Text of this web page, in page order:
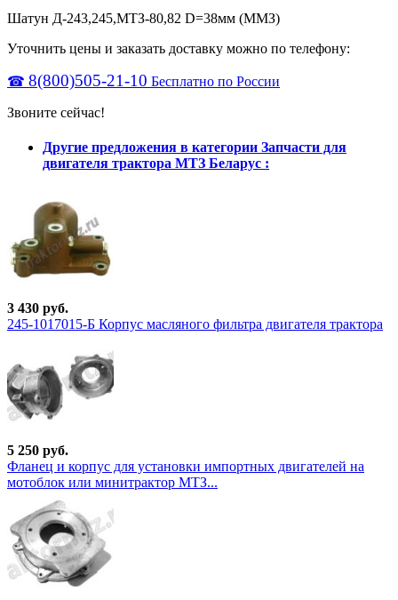
Шатун Д-243,245,МТЗ-80,82 D=38мм (MMЗ)
Уточнить цены и заказать доставку можно по телефону:
☎ 8(800)505-21-10 Бесплатно по России
Звоните сейчас!
Другие предложения в категории Запчасти для
двигателя трактора МТЗ Беларус :
3 430 руб.
245-1017015-Б Корпус масляного фильтра двигателя трактора
5 250 руб.
Фланец и корпус для установки импортных двигателей на
мотоблок или минитрактор МТЗ...